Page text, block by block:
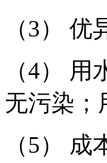
（3）
（4）
无污染；
（5）